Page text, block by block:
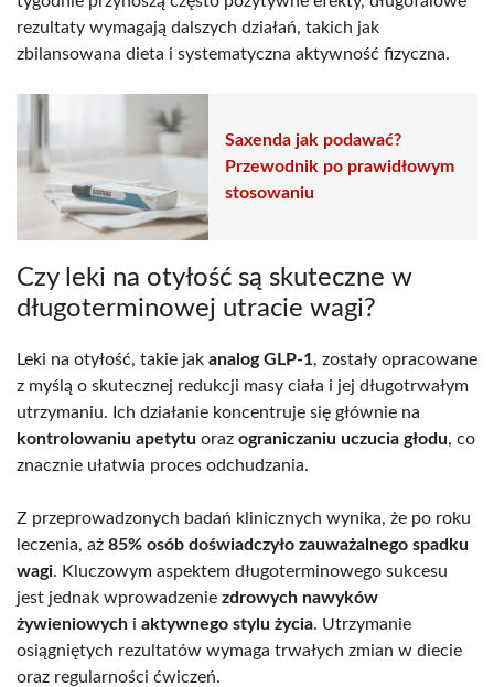
rezultaty wymagają dalszych działań, takich jak
zbilansowana dieta i systematyczna aktywność fizyczna.
Saxenda jak podawać?
Przewodnik po prawidłowym
stosowaniu
Czy leki na otyłość są skuteczne w
długoterminowej utracie wagi?
Leki na otyłość, takie jak analog GLP-1, zostały opracowane
z myślą o skutecznej redukcji masy ciała i jej długotrwałym
utrzymaniu. Ich działanie koncentruje się głównie na
kontrolowaniu apetytu oraz ograniczaniu uczucia głodu, co
znacznie ułatwia proces odchudzania.
Z przeprowadzonych badań klinicznych wynika, że po roku
leczenia, aż 85% osób doświadczyło zauważalnego spadku
wagi. Kluczowym aspektem długoterminowego sukcesu
jest jednak wprowadzenie zdrowych nawyków
żywieniowych i aktywnego stylu życia. Utrzymanie
osiągniętych rezultatów wymaga trwałych zmian w diecie
oraz regularności ćwiczeń.